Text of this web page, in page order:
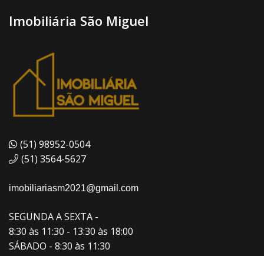
Imobiliária São Miguel
(51) 98952-0504
(51) 3564-5627
imobiliariasm2021@gmail.com
SEGUNDA A SEXTA -
8:30 às 11:30 - 13:30 às 18:00
SÁBADO - 8:30 às 11:30